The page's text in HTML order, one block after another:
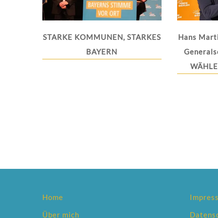
STARKE KOMMUNEN, STARKES
BAYERN
Hans
Home
Über mich